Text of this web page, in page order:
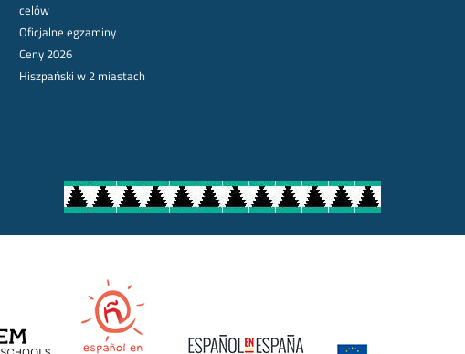
celów
Oficjalne egzaminy
Ceny 2026
Hiszpański w 2 miastach